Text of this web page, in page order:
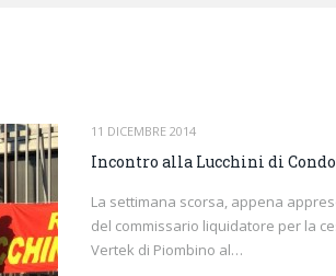
11 DICEMBRE 2014
Incontro alla Lucchini di
La settimana scorsa, appena
del commissario liquidatore per la
Vertek di Piombino al…